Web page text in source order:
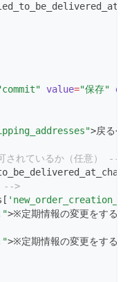
|
value="保存"
>戻る</
れているか（任意） -->
-->
>※定期情報の変更をする
>※定期情報の変更をする